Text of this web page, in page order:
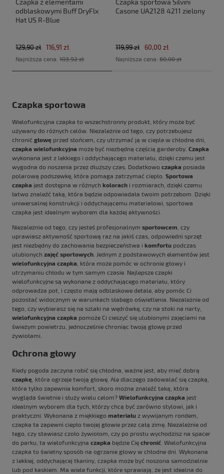
odblaskowymi Buff DryFlx
Hat US R-Blue
116,91 zł
129,90 zł
Najniższa cena:103,92 zł
Casone UA2128 4211 zielony
60,00 zł
119,99 zł
Najniższa cena:60,00 zł
Czapka sportowa
Wielofunkcyjna czapka to wszechstronny produkt, który może być
używany do różnych celów. Niezależnie od tego, czy potrzebujesz
chronić głowę przed słońcem, czy utrzymać ją w cieple w chłodne dni,
czapka wielofunkcyjna może być niezbędną częścią garderoby. Czapka
wykonana jest z lekkiego i oddychającego materiału, dzięki czemu jest
wygodna do noszenia przez dłuższy czas. Dodatkowo czapka posiada
polarową podszewkę, która pomaga zatrzymać ciepło. Sportowa
czapka jest dostępna w różnych kolorach i rozmiarach, dzięki czemu
łatwo znaleźć taką, która będzie odpowiadała twoim potrzebom. Dzięki
uniwersalnej konstrukcji i oddychającemu materiałowi, sportowa
czapka jest idealnym wyborem dla każdej aktywności.
Niezależnie od tego, czy jesteś profesjonalnym sportowcem , czy
uprawiasz aktywność sportową raz na jakiś czas, odpowiedni sprzęt
jest niezbędny do zachowania bezpieczeństwa i komfortu podczas
ulubionych zajęć sportowych . Jednym z podstawowych elementów jest
wielofunkcyjna czapka , która może pomóc w ochronie głowy i
utrzymaniu chłodu w tym samym czasie. Najlepsze czapki
wielofunkcyjne są wykonane z oddychającego materiału, który
odprowadza pot, i często mają odblaskowe detale, aby pomóc Ci
pozostać widocznym w warunkach słabego oświetlenia. Niezależnie od
tego, czy wybierasz się na szlaki na wędrówkę, czy na stoki na narty,
wielofunkcyjna czapka pomoże Ci cieszyć się ulubionymi zajęciami na
świeżym powietrzu, jednocześnie chroniąc twoją głowę przed
żywiołami.
Ochrona głowy
Kiedy pogoda zaczyna robić się chłodna, ważne jest, aby mieć dobrą
czapkę , która ogrzeje twoją głowę. Ale dlaczego zadowalać się czapką,
która tylko zapewnia komfort, skoro można znaleźć taką, która
wygląda świetnie i służy wielu celom? Wielofunkcyjna czapka jest
idealnym wyborem dla tych, którzy chcą być zarówno stylowi, jak i
praktyczni. Wykonana z miękkiego materiału z wywijanym rondem,
czapka ta zapewni ciepło twojej głowie przez całą zimę. Niezależnie od
tego, czy stawiasz czoło żywiołom, czy po prostu wychodzisz na spacer
do parku, ta wielofunkcyjna czapka będzie Cię chronić . Wielofunkcyjna
czapka to świetny sposób na ogrzanie głowy w chłodne dni. Wykonana
z lekkiej, oddychającej tkaniny, czapka może być noszona samodzielnie
lub pod kaskiem. Ma wiele funkcji, które sprawiają, że jest idealna do